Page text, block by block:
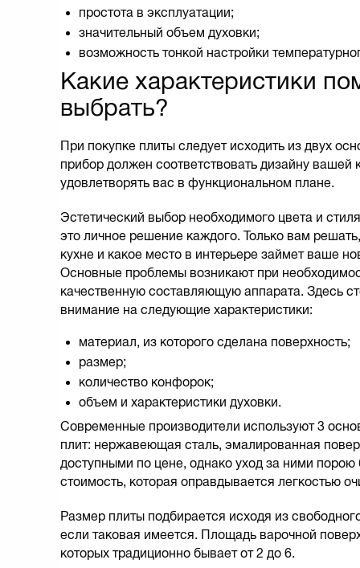
простота в эксплуатации;
значительный объем духовки;
возможность тонкой настройки
Какие характеристики
выбрать?
При покупке плиты следует исходить из двух
прибор должен соответствовать дизайну вашей
удовлетворять вас в функциональном плане.
Эстетический выбор необходимого цвета и
это личное решение каждого. Только вам
кухне и какое место в интерьере займет ваше
Основные проблемы возникают при
качественную составляющую аппарата. Здесь
внимание на следующие характеристики:
материал, из которого сделана поверхность;
размер;
количество конфорок;
объем и характеристики духовки.
Современные производители используют 3
плит: нержавеющая сталь, эмалированная
доступными по цене, однако уход за ними
стоимость, которая оправдывается легкостью
Размер плиты подбирается исходя из
если таковая имеется. Площадь варочной
которых традиционно бывает от 2 до 6.